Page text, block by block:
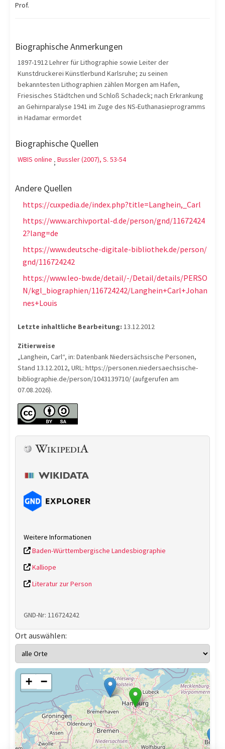
Prof.
Biographische Anmerkungen
1897-1912 Lehrer für Lithographie sowie Leiter der
Kunstdruckerei Künstlerbund Karlsruhe; zu seinen
bekanntesten Lithographien zählen Morgen am Hafen,
Friesisches Städtchen und Schloß Schadeck; nach Erkrankung
an Gehirnparalyse 1941 im Zuge des NS-Euthanasieprogramms
in Hadamar ermordet
Biographische Quellen
WBIS online ; Bussler (2007), S. 53-54
Andere Quellen
https://cuxpedia.de/index.php?title=Langhein,_Carl
https://www.archivportal-d.de/person/gnd/11672424
2?lang=de
https://www.deutsche-digitale-bibliothek.de/person/
gnd/116724242
https://www.leo-bw.de/detail/-/Detail/details/PERSO
N/kgl_biographien/116724242/Langhein+Carl+Johan
nes+Louis
Letzte inhaltliche Bearbeitung: 13.12.2012
Zitierweise
„Langhein, Carl“, in: Datenbank Niedersächsische Personen,
Stand 13.12.2012, URL: https://personen.niedersaechsische-
bibliographie.de/person/1043139710/ (aufgerufen am
07.08.2026).
Weitere Informationen
Baden-Württembergische Landesbiographie
Kalliope
Literatur zur Person
GND-Nr: 116724242
Ort auswählen:
+ −